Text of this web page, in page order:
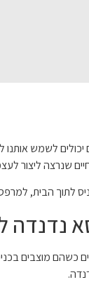
לשמש
שנרצה ליצור
לתוך הבית,
נדנדה
כשהם מוצבים